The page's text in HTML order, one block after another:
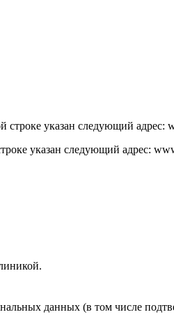
строке указан следующий адрес:
указан следующий адрес:
данных (в том числе